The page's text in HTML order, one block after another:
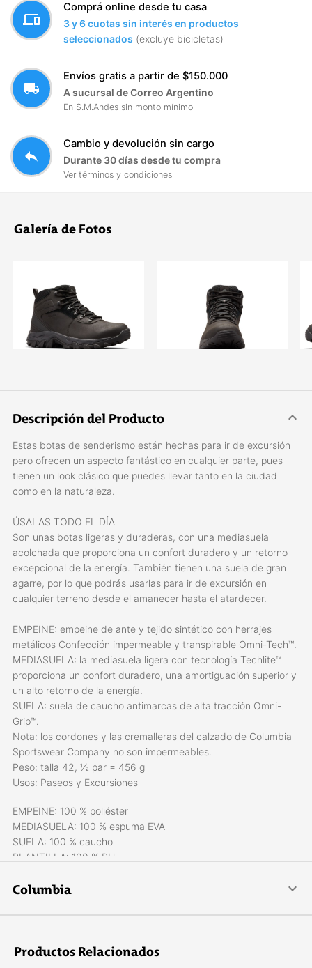
devices
Comprá online desde tu casa
3 y 6 cuotas sin interés en productos
seleccionados (excluye bicicletas)
local_shipping
Envíos gratis a partir de $150.000
A sucursal de Correo Argentino
En S.M.Andes sin monto mínimo
reply
Cambio y devolución sin cargo
Durante 30 días desde tu compra
Ver términos y condiciones
Galería de Fotos
Descripción del Producto
Estas botas de senderismo están hechas para ir de excursión
pero ofrecen un aspecto fantástico en cualquier parte, pues
tienen un look clásico que puedes llevar tanto en la ciudad
como en la naturaleza.
ÚSALAS TODO EL DÍA
Son unas botas ligeras y duraderas, con una mediasuela
acolchada que proporciona un confort duradero y un retorno
excepcional de la energía. También tienen una suela de gran
agarre, por lo que podrás usarlas para ir de excursión en
cualquier terreno desde el amanecer hasta el atardecer.
EMPEINE: empeine de ante y tejido sintético con herrajes
metálicos Confección impermeable y transpirable Omni-Tech™.
MEDIASUELA: la mediasuela ligera con tecnología Techlite™
proporciona un confort duradero, una amortiguación superior y
un alto retorno de la energía.
SUELA: suela de caucho antimarcas de alta tracción Omni-
Grip™.
Nota: los cordones y las cremalleras del calzado de Columbia
Sportswear Company no son impermeables.
Peso: talla 42, ½ par = 456 g
Usos: Paseos y Excursiones
EMPEINE: 100 % poliéster
MEDIASUELA: 100 % espuma EVA
SUELA: 100 % caucho
PLANTILLA: 100 % PU
Columbia
La pasión nos lleva a hacer los mejores productos para el
mismo espíritu de aventura.
Productos Relacionados